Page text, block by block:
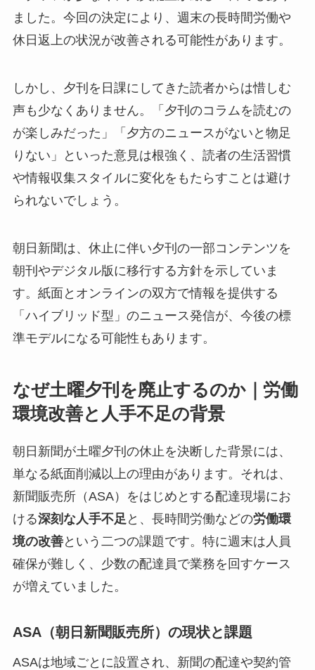
ました。今回の決定により、週末の長時間労働や
休日返上の状況が改善される可能性があります。
しかし、夕刊を日課にしてきた読者からは惜しむ
声も少なくありません。「夕刊のコラムを読むの
が楽しみだった」「夕方のニュースがないと物足
りない」といった意見は根強く、読者の生活習慣
や情報収集スタイルに変化をもたらすことは避け
られないでしょう。
朝日新聞は、休止に伴い夕刊の一部コンテンツを
朝刊やデジタル版に移行する方針を示していま
す。紙面とオンラインの双方で情報を提供する
「ハイブリッド型」のニュース発信が、今後の標
準モデルになる可能性もあります。
なぜ土曜夕刊を廃止するのか｜労働
環境改善と人手不足の背景
朝日新聞が土曜夕刊の休止を決断した背景には、
単なる紙面削減以上の理由があります。それは、
新聞販売所（ASA）をはじめとする配達現場にお
ける深刻な人手不足 と、長時間労働などの労働環
境の改善という二つの課題です。特に週末は人員
確保が難しく、少数の配達員で業務を回すケース
が増えていました。
ASA（朝日新聞販売所）の現状と課題
ASAは地域ごとに設置され、新聞の配達や契約管